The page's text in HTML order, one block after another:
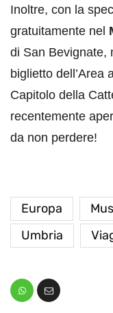
Inoltre, con la
gratuitamente nel
di San Bevignate,
biglietto dell’Area
Capitolo della
recentemente
da non perdere!
Europa
Umbria